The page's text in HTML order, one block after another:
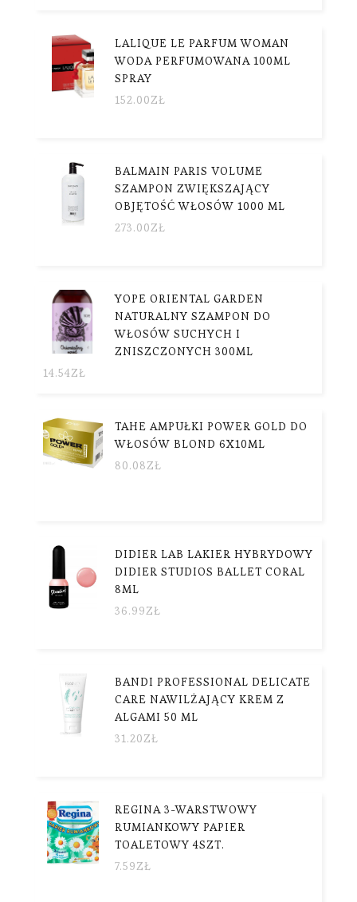
LALIQUE LE PARFUM WOMAN
WODA PERFUMOWANA 100ML
SPRAY
152.00ZŁ
BALMAIN PARIS VOLUME
SZAMPON ZWIĘKSZAJĄCY
OBJĘTOŚĆ WŁOSÓW 1000 ML
273.00ZŁ
YOPE ORIENTAL GARDEN
NATURALNY SZAMPON DO
WŁOSÓW SUCHYCH I
ZNISZCZONYCH 300ML
14.54ZŁ
TAHE AMPUŁKI POWER GOLD DO
WŁOSÓW BLOND 6X10ML
80.08ZŁ
DIDIER LAB LAKIER HYBRYDOWY
DIDIER STUDIOS BALLET CORAL
8ML
36.99ZŁ
BANDI PROFESSIONAL DELICATE
CARE NAWILŻAJĄCY KREM Z
ALGAMI 50 ML
31.20ZŁ
REGINA 3-WARSTWOWY
RUMIANKOWY PAPIER
TOALETOWY 4SZT.
7.59ZŁ